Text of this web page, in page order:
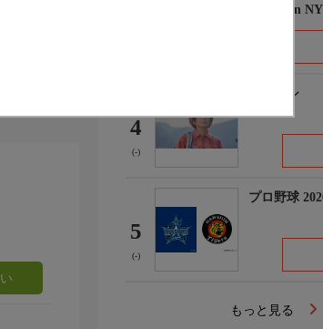
トソン in
4
(-)
下山メシ
5
(-)
プロ野球
もっと見る